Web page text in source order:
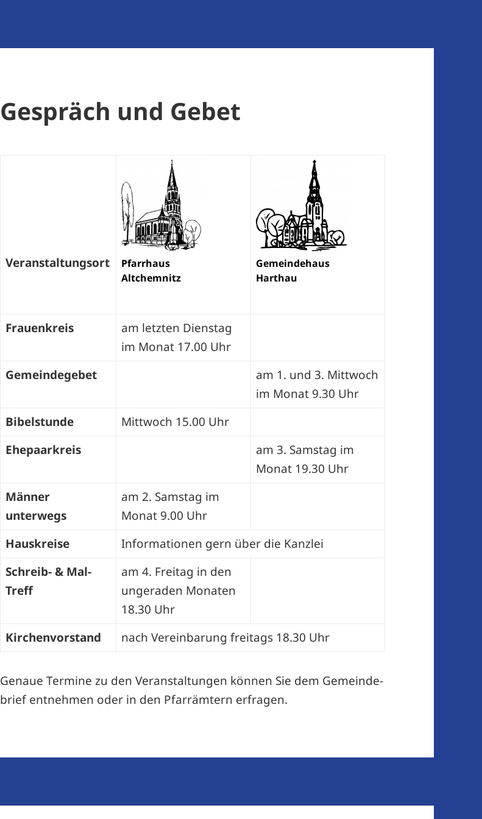
Gespräch und Gebet
Veranstaltungsort
Pfarrhaus
Altchemnitz
Gemeindehaus
Harthau
Frauenkreis
am letzten Dienstag
im Monat 17.00 Uhr
Gemeindegebet
am 1. und 3. Mittwoch
im Monat 9.30 Uhr
Bibelstunde
Mittwoch 15.00 Uhr
Ehepaarkreis
am 3. Samstag im
Monat 19.30 Uhr
Männer
unterwegs
am 2. Samstag im
Monat 9.00 Uhr
Hauskreise
Informationen gern über die Kanzlei
Schreib- & Mal-
Treff
am 4. Freitag in den
ungeraden Monaten
18.30 Uhr
Kirchenvorstand
nach Vereinbarung freitags 18.30 Uhr
Genaue Termine zu den Veranstaltungen können Sie dem ­Gemeinde­
brief entnehmen oder in den Pfarrämtern erfragen.